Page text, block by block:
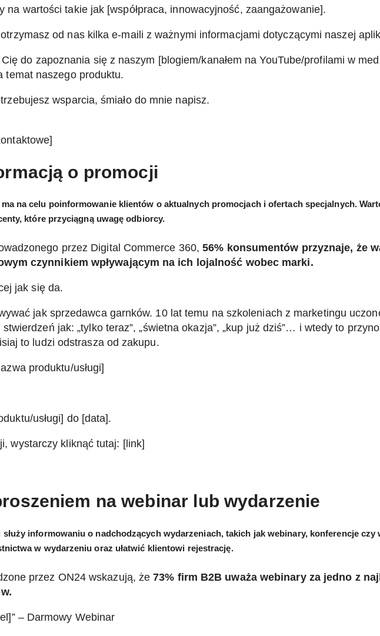
na wartości takie jak [współpraca, innowacyjność, zaangażowanie].
od nas kilka e-maili z ważnymi informacjami dotyczącymi naszej
do zapoznania się z naszym [blogiem/kanałem na YouTube/profilami w
temat naszego produktu.
wsparcia, śmiało do mnie napisz.
o promocji
na celu poinformowanie klientów o aktualnych promocjach i ofertach specjalnych.
które przyciągną uwagę odbiorcy.
przez Digital Commerce 360,56% konsumentów przyznaje, że
czynnikiem wpływającym na ich lojalność wobec marki.
jak się da.
jak sprzedawca garnków. 10 lat temu na szkoleniach z marketingu
jak: „tylko teraz”, „świetna okazja”, „kup już dziś”… i wtedy to
to ludzi odstrasza od zakupu.
produktu/usługi]
usługi] do [data].
wystarczy kliknąć tutaj: [link]
na webinar lub wydarzenie
służy informowaniu o nadchodzących wydarzeniach, takich jak webinary, konferencje
w wydarzeniu oraz ułatwić klientowi rejestrację.
przez ON24 wskazują, że73% firm B2B uważa webinary za jedno z
– Darmowy Webinar